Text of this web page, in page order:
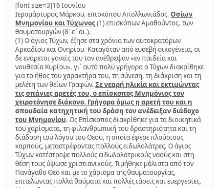
[font size=3]16 Ιουνίου
Ιερομάρτυρος Μάρκου, επισκόπου Απολλωνιάδος. Οσίων
Μνημονίου και Τύχωνος(1) επισκόπων Αμαθούντος, των
θαυματουργών (δ'-ε΄αι.).
(1) Ο άγιος Τύχων, έζησε στα χρόνια των αυτοκρατόρων
Αρκαδίου και Ονηρίου. Καταγόταν από ευσεβή οικογένεια, οι
δε ενάρετοι γονείς του τον ανέθρεψαν «εν παιδεία και
νουθεσία Κυρίου», γι` αυτό πολύ γρήγορα ο Τύχων διακρίθηκε
για το ήθος του χαρακτήρα του, τη σύνεση, τη διάκριση και τη
μελέτη των θείων Γραφών. Σε νεαρή ηλικία και εκτιμώντας
τις σπάνιες αρετές του, ο επίσκοπος Μνημόνιος τον
χειροτόνησε διάκονο. Γρήγορα όμως η αρετή του και η
σπουδαία κατηχητική του δράση τον ανέδειξαν διάδοχο
του Μνημονίου. Ως Επίσκοπος διακρίθηκε για τα διοικητικά
του χαρίσματα, τη φιλανθρωπική του δραστηριότητα και τη
διάδοση του λόγου του Θεού, η οποία έφερε πλούσιους
καρπούς, μεταστρέφοντας πολλούς ειδωλολάτρες. Ο άγιος
Τύχων κατέστρεψε πολλούς ειδωλολατρικούς ναούς και στη
θέση τους ύψωσε χριστιανικούς. Τιμήθηκε μάλιστα από τον
Πανάγαθο Θεό και με το χάρισμα της θαυματουργίας,
επιτελώντας πολλά θαύματα και πολλές ιάσεις και ευεργεσίες.